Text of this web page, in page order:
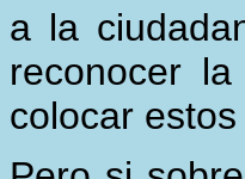
a la
reconocer
colocar